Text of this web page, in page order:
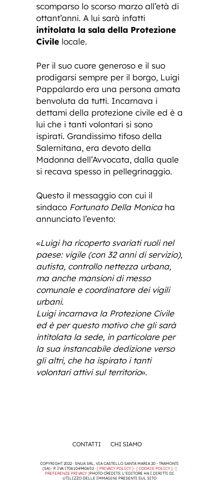
scomparso lo scorso marzo all’età di
ottant’anni. A lui sarà infatti
intitolata la sala della Protezione
Civile locale.
Per il suo cuore generoso e il suo
prodigarsi sempre per il borgo, Luigi
Pappalardo era una persona amata
benvoluta da tutti. Incarnava i
dettami della protezione civile ed è a
lui che i tanti volontari si sono
ispirati. Grandissimo tifoso della
Salernitana, era devoto della
Madonna dell’Avvocata, dalla quale
si recava spesso in pellegrinaggio.
Questo il messaggio con cui il
sindaco Fortunato Della Monicaha
annunciato l’evento:
«Luigi ha ricoperto svariati ruoli nel
paese: vigile (con 32 anni di servizio),
autista, controllo nettezza urbana,
ma anche mansioni di messo
comunale e coordinatore dei vigili
urbani.
Luigi incarnava la Protezione Civile
ed è per questo motivo che gli sarà
intitolata la sede, in particolare per
la sua instancabile dedizione verso
gli altri, che ha ispirato i tanti
volontari attivi sul territorio».
CONTATTI CHI SIAMO
COPYRIGHT 2022 · SNUA SRL, VIA CASTELLO SANTA MARIA 20 - TRAMONTI
(SA) · P. IVA IT06104940652 · [ PRIVACY POLICY ]· [ COOKIE POLICY ]· [
PREFERENZE PRIVACY ]PHOTO CREDITS: L'EDITORE HA I DIRITTI DI
UTILIZZO DELLE IMMAGINI PRESENTI SUL SITO